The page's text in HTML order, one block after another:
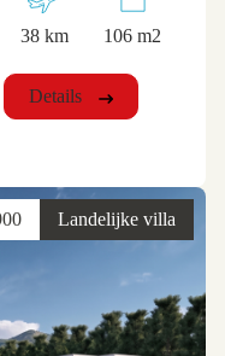
38 km 106 m2
Details
Landelijke villa